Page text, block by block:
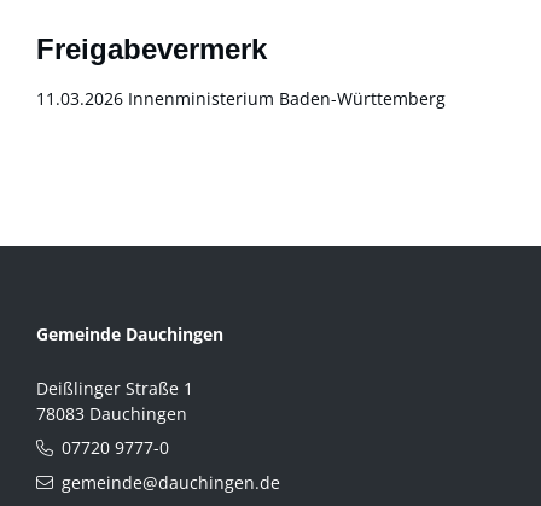
Freigabevermerk
11.03.2026 Innenministerium Baden-Württemberg
Gemeinde Dauchingen
Deißlinger Straße 1
78083 Dauchingen
07720 9777-0
gemeinde@dauchingen.de